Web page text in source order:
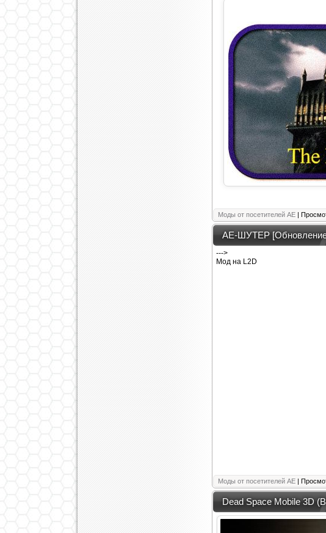
Моды от посетителей АЕ |
AE-ШУТЕР
--->
Мод на L2D
Моды от посетителей АЕ |
Dead Space Mobile 3D